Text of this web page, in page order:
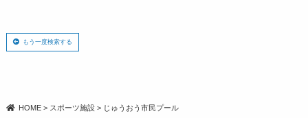
もう一度検索する
HOME > スポーツ施設 > じゅうおう市民プール